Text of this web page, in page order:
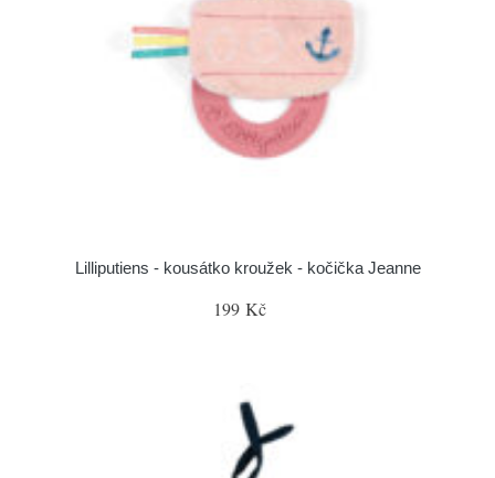
Lilliputiens - kousátko kroužek - kočička Jeanne
199 Kč